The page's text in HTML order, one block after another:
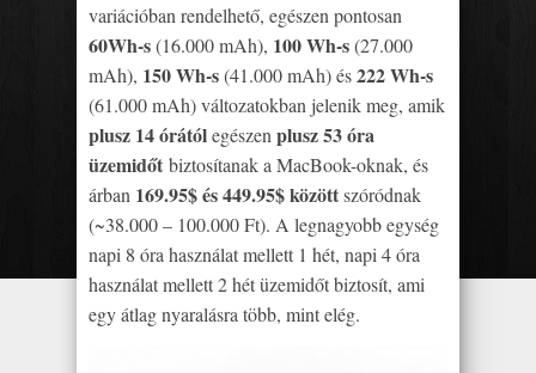
variációban rendelhető, egészen pontosan
60Wh-s(16.000 mAh), 100 Wh-s(27.000
mAh), 150 Wh-s(41.000 mAh) és222 Wh-s
(61.000 mAh) változatokban jelenik meg, amik
plusz 14 órátólegészen plusz 53 óra
üzemidőt biztosítanak a MacBook-oknak, és
árban 169.95$ és 449.95$ közöttszóródnak
(~38.000 – 100.000 Ft). A legnagyobb egység
napi 8 óra használat mellett 1 hét, napi 4 óra
használat mellett 2 hét üzemidőt biztosít, ami
egy átlag nyaralásra több, mint elég.